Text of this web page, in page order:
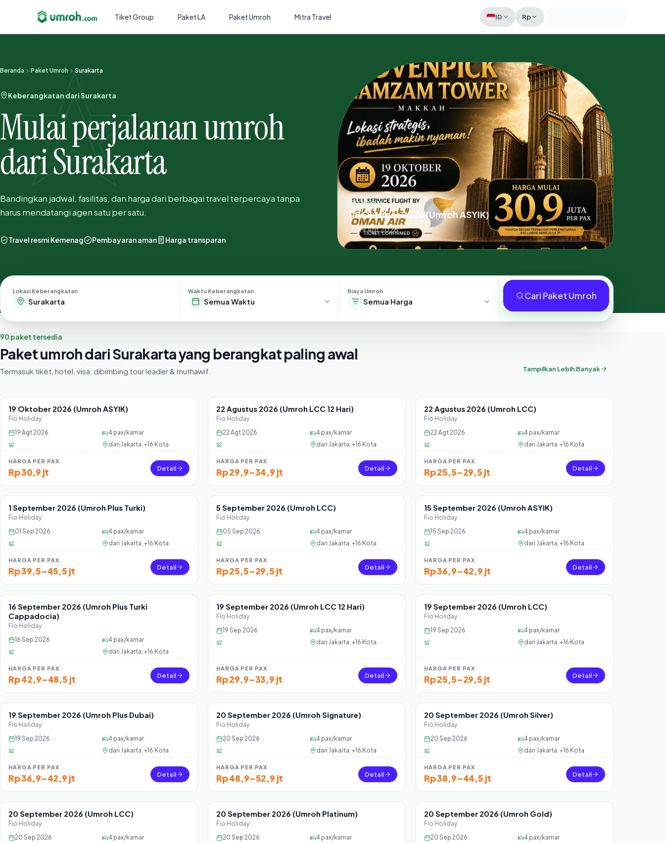
Tiket Group Paket LA Paket Umroh Mitra Travel ID Rp
Memeriksa sesi akun
Beranda Paket Umroh Surakarta
Keberangkatan dari Surakarta
Mulai perjalanan umroh
dari Surakarta
Bandingkan jadwal, fasilitas, dan harga dari berbagai travel terpercaya tanpa
harus mendatangi agen satu per satu.
Travel resmi Kemenag Pembayaran aman Harga transparan
Fio Holiday
19 Oktober 2026 (Umroh ASYIK)
19 Agt 2026
Lokasi Keberangkatan Waktu Keberangkatan
Semua Waktu
Biaya Umroh
Semua Harga
Cari Paket Umroh
90 paket tersedia
Paket umroh dari Surakarta yang berangkat paling awal
Termasuk tiket, hotel, visa, dibimbing tour leader & muthawif. Tampilkan Lebih Banyak
Sisa 25 seat
19 Oktober 2026 (Umroh ASYIK)
Fio Holiday
19 Agt 2026
4 pax/kamar
dari Jakarta, +16 Kota
HARGA PER PAX
Rp 30,9 jt Detail
Sisa 23 seat
22 Agustus 2026 (Umroh LCC 12 Hari)
Fio Holiday
22 Agt 2026
4 pax/kamar
dari Jakarta, +16 Kota
HARGA PER PAX
Rp 29,9–34,9 jt Detail
Sisa 18 seat
22 Agustus 2026 (Umroh LCC)
Fio Holiday
22 Agt 2026
4 pax/kamar
dari Jakarta, +16 Kota
HARGA PER PAX
Rp 25,5–29,5 jt Detail
Sisa 39 seat
1 September 2026 (Umroh Plus Turki)
Fio Holiday
01 Sep 2026
4 pax/kamar
dari Jakarta, +16 Kota
HARGA PER PAX
Rp 39,5–45,5 jt Detail
Sisa 39 seat
5 September 2026 (Umroh LCC)
Fio Holiday
05 Sep 2026
4 pax/kamar
dari Jakarta, +16 Kota
HARGA PER PAX
Rp 25,5–29,5 jt Detail
Sisa 35 seat
15 September 2026 (Umroh ASYIK)
Fio Holiday
15 Sep 2026
4 pax/kamar
dari Jakarta, +16 Kota
HARGA PER PAX
Rp 36,9–42,9 jt Detail
Sisa 24 seat
16 September 2026 (Umroh Plus Turki
Cappadocia)
Fio Holiday
16 Sep 2026
4 pax/kamar
dari Jakarta, +16 Kota
HARGA PER PAX
Rp 42,9–48,5 jt Detail
Sisa 39 seat
19 September 2026 (Umroh LCC 12 Hari)
Fio Holiday
19 Sep 2026
4 pax/kamar
dari Jakarta, +16 Kota
HARGA PER PAX
Rp 29,9–33,9 jt Detail
Sisa 39 seat
19 September 2026 (Umroh LCC)
Fio Holiday
19 Sep 2026
4 pax/kamar
dari Jakarta, +16 Kota
HARGA PER PAX
Rp 25,5–29,5 jt Detail
Sisa 39 seat
19 September 2026 (Umroh Plus Dubai)
Fio Holiday
19 Sep 2026
4 pax/kamar
dari Jakarta, +16 Kota
HARGA PER PAX
Rp 36,9–42,9 jt Detail
Sisa 24 seat
20 September 2026 (Umroh Signature)
Fio Holiday
20 Sep 2026
4 pax/kamar
dari Jakarta, +16 Kota
HARGA PER PAX
Rp 48,9–52,9 jt Detail
Sisa 24 seat
20 September 2026 (Umroh Silver)
Fio Holiday
20 Sep 2026
4 pax/kamar
dari Jakarta, +16 Kota
HARGA PER PAX
Rp 38,9–44,5 jt Detail
Sisa 7 seat
20 September 2026 (Umroh LCC)
Fio Holiday
20 Sep 2026
4 pax/kamar
Sisa 37 seat
20 September 2026 (Umroh Platinum)
Fio Holiday
20 Sep 2026
4 pax/kamar
Sisa 37 seat
20 September 2026 (Umroh Gold)
Fio Holiday
20 Sep 2026
4 pax/kamar